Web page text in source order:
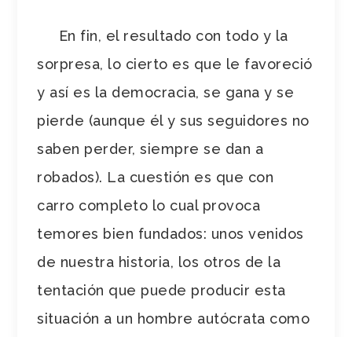
En fin, el resultado con todo y la
sorpresa, lo cierto es que le favoreció
y así es la democracia, se gana y se
pierde (aunque él y sus seguidores no
saben perder, siempre se dan a
robados). La cuestión es que con
carro completo lo cual provoca
temores bien fundados: unos venidos
de nuestra historia, los otros de la
tentación que puede producir esta
situación a un hombre autócrata como